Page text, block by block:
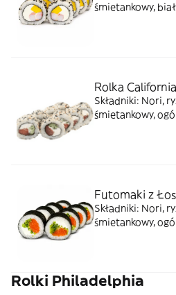
śmietankowy,
Rolka
Składniki: Nori,
śmietankowy,
Futomaki z
Składniki: Nori,
śmietankowy,
Rolki Philadelphia